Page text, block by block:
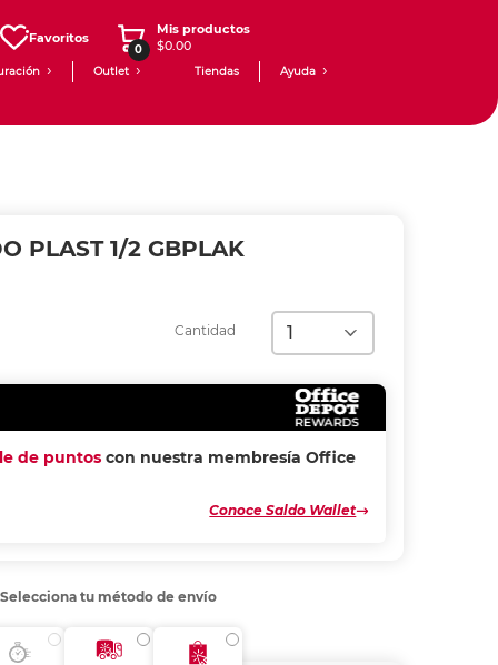
Favoritos
0
Mis productos
$0.00
Outlet Tiendas Ayuda
PLAST 1/2 GBPLAK
Cantidad
de puntos con nuestra membresía Office
Conoce Saldo Wallet
Selecciona tu método de envío